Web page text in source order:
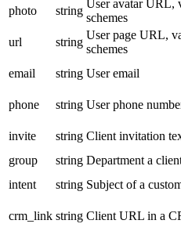
photo
string
User avatar URL,
schemes
url
string
User page URL,
schemes
email
string User email
phone
string User phone
invite
string Client invitation
group
string Department a
intent
string Subject of a
crm_link string Client URL in a